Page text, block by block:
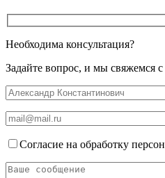
Необходима консультация?
Задайте вопрос, и мы свяжемся
Согласие на обработку